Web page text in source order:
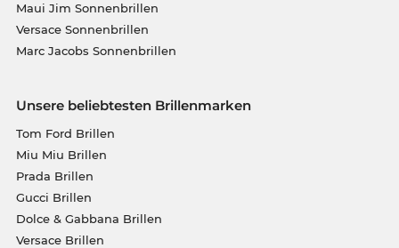
Maui Jim Sonnenbrillen
Versace Sonnenbrillen
Marc Jacobs Sonnenbrillen
Unsere beliebtesten Brillenmarken
Tom Ford Brillen
Miu Miu Brillen
Prada Brillen
Gucci Brillen
Dolce & Gabbana Brillen
Versace Brillen